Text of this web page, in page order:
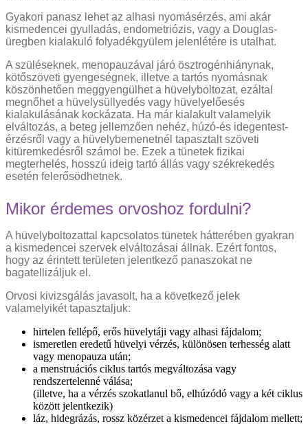
Gyakori panasz lehet az alhasi nyomásérzés, ami akár
kismedencei gyulladás, endometriózis, vagy a Douglas-
üregben kialakuló folyadékgyülem jelenlétére is utalhat.
A szüléseknek, menopauzával járó ösztrogénhiánynak,
kötőszöveti gyengeségnek, illetve a tartós nyomásnak
köszönhetően meggyengülhet a hüvelyboltozat, ezáltal
megnőhet a hüvelysüllyedés vagy hüvelyelőesés
kialakulásának kockázata. Ha már kialakult valamelyik
elváltozás, a beteg jellemzően nehéz, húzó-és idegentest-
érzésről vagy a hüvelybemenetnél tapasztalt szöveti
kitüremkedésről számol be. Ezek a tünetek fizikai
megterhelés, hosszú ideig tartó állás vagy székrekedés
esetén felerősödhetnek.
Mikor érdemes orvoshoz fordulni?
A hüvelyboltozattal kapcsolatos tünetek hátterében gyakran
a kismedencei szervek elváltozásai állnak. Ezért fontos,
hogy az érintett területen jelentkező panaszokat ne
bagatellizáljuk el.
Orvosi kivizsgálás javasolt, ha a következő jelek
valamelyikét tapasztaljuk:
hirtelen fellépő, erős hüvelytáji vagy alhasi fájdalom;
ismeretlen eredetű hüvelyi vérzés, különösen terhesség alatt
vagy menopauza után;
a menstruációs ciklus tartós megváltozása vagy
rendszertelenné válása;
(illetve, ha a vérzés szokatlanul bő, elhúzódó vagy a két ciklus
között jelentkezik)
láz, hidegrázás, rossz közérzet a kismedencei fájdalom mellett;